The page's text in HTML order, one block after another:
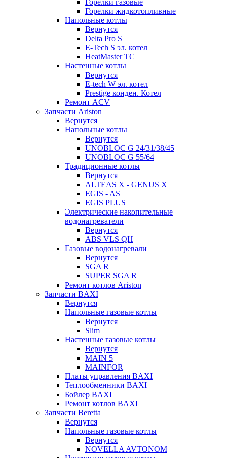
Горелки газовые
Горелки жидкотопливные
Напольные котлы
Вернутся
Delta Pro S
E-Tech S эл. котел
HeatMaster TC
Настенные котлы
Вернутся
E-tech W эл. котел
Prestige конден. Котел
Ремонт ACV
Запчасти Ariston
Вернутся
Напольные котлы
Вернутся
UNOBLOC G 24/31/38/45
UNOBLOC G 55/64
Традиционные котлы
Вернутся
ALTEAS X - GENUS X
EGIS - AS
EGIS PLUS
Электрические накопительные
водонагреватели
Вернутся
ABS VLS QH
Газовые водонагревали
Вернутся
SGA R
SUPER SGA R
Ремонт котлов Ariston
Запчасти BAXI
Вернутся
Напольные газовые котлы
Вернутся
Slim
Настенные газовые котлы
Вернутся
MAIN 5
MAINFOR
Платы управления BAXI
Теплообменники BAXI
Бойлер BAXI
Ремонт котлов BAXI
Запчасти Beretta
Вернутся
Напольные газовые котлы
Вернутся
NOVELLA AVTONOM